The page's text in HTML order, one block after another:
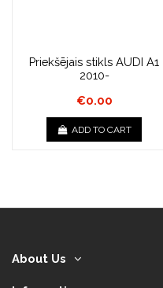
Priekšējais stikls AUDI A1
2010-
€0.00
ADD TO CART
About Us